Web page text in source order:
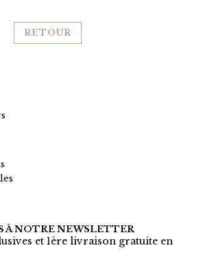
RETOUR
À NOTRE NEWSLETTER
et 1ère livraison gratuite en